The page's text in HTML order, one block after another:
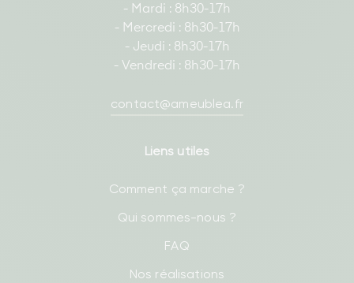
- Mardi : 8h30-17h
- Mercredi : 8h30-17h
- Jeudi : 8h30-17h
- Vendredi : 8h30-17h
contact@ameublea.fr
Liens utiles
Comment ça marche ?
Qui sommes-nous ?
FAQ
Nos réalisations